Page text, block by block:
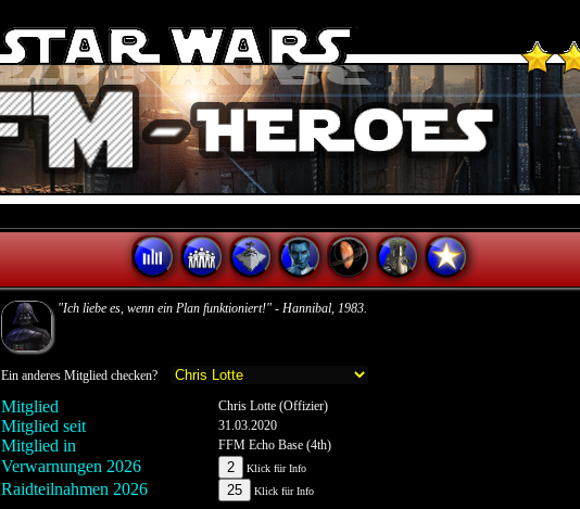
"Ich liebe es, wenn ein Plan funktioniert!" - Hannibal, 1983.
Ein anderes Mitglied checken?
Mitglied Chris Lotte (Offizier)
Mitglied seit 31.03.2020
Mitglied in FFM Echo Base (4th)
Verwarnungen 2026 2 Klick für Info
Raidteilnahmen 2026 25 Klick für Info